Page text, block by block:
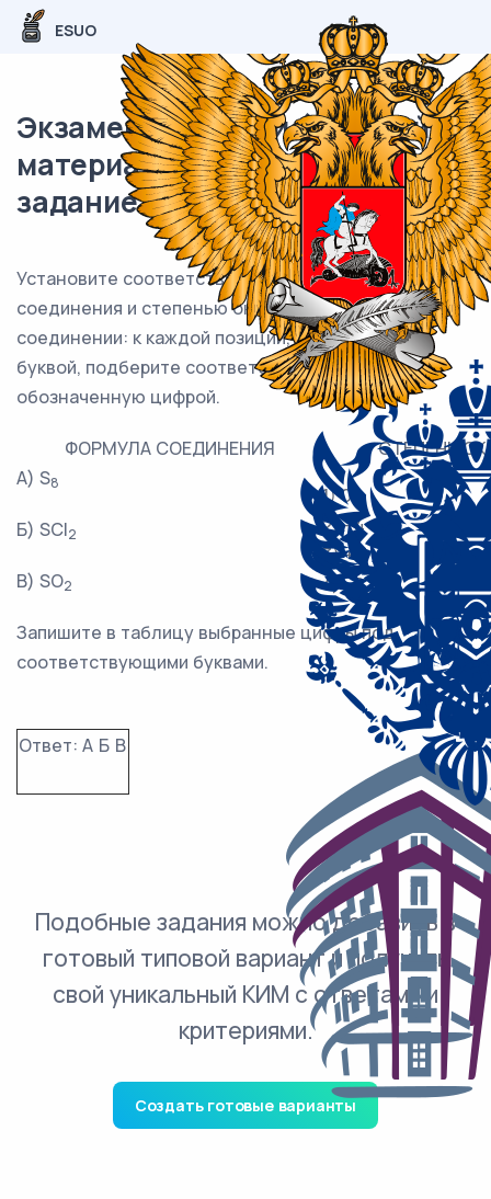
ESUO
Экзаменационный (типовой)
материал ОГЭ / Химия / 04
задание (24) / 51
Установите соответствие между формулой
соединения и степенью окисления серы в этом
соединении: к каждой позиции, обозначенной
буквой, подберите соответствующую позицию,
обозначенную цифрой.
ФОРМУЛА СОЕДИНЕНИЯ
СТЕПЕНЬ
А) S8
Б) SCl2
В) SO2
1) 0
2) +4
3) +2
4) –2
Запишите в таблицу выбранные цифры под
соответствующими буквами.
Ответ: А Б В
Подобные задания можно добавить в
готовый типовой вариант и получить
свой уникальный КИМ с ответами и
критериями.
Создать готовые варианты